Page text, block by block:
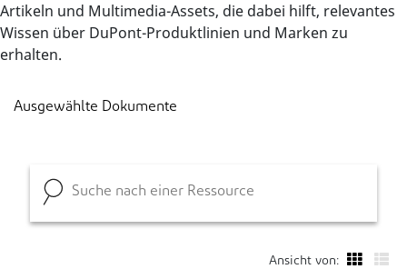
Artikeln und Multimedia-Assets, die dabei hilft, relevantes
Wissen über DuPont-Produktlinien und Marken zu
erhalten.
Ausgewählte Dokumente
Ansicht von: